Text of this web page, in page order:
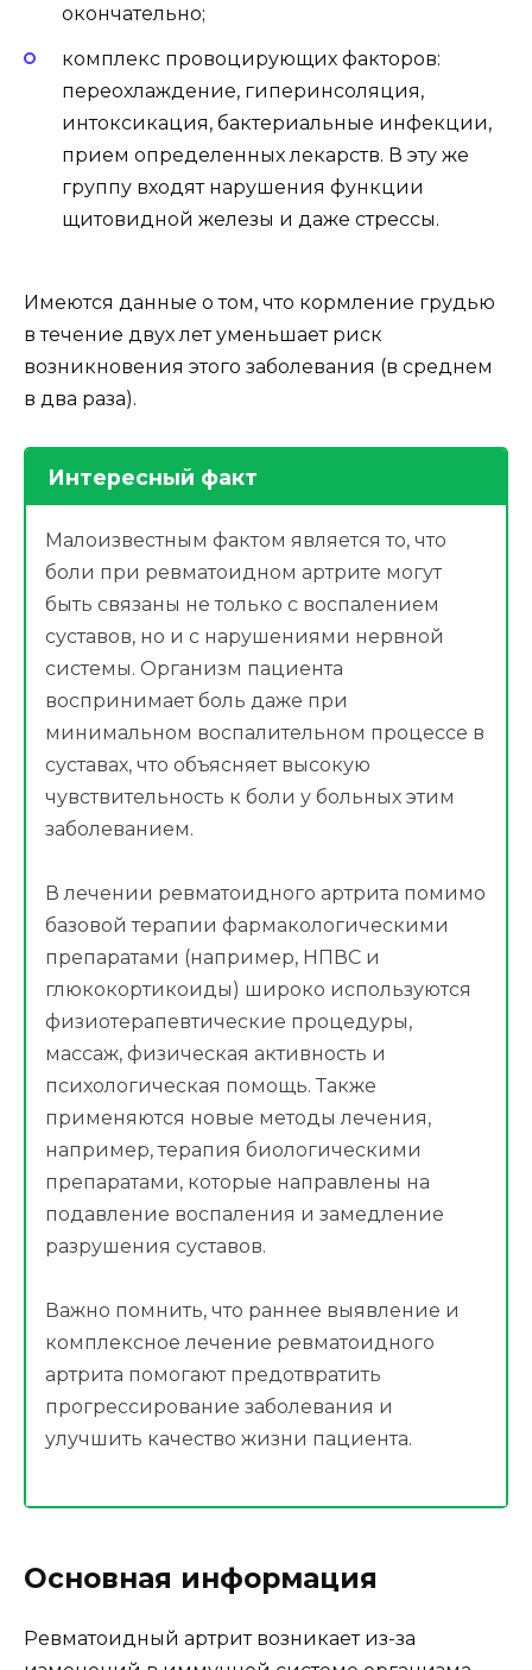
окончательно;
комплекс провоцирующих факторов:
переохлаждение, гиперинсоляция,
интоксикация, бактериальные инфекции,
прием определенных лекарств. В эту же
группу входят нарушения функции
щитовидной железы и даже стрессы.
Имеются данные о том, что кормление грудью
в течение двух лет уменьшает риск
возникновения этого заболевания (в среднем
в два раза).
Интересный факт
Малоизвестным фактом является то, что
боли при ревматоидном артрите могут
быть связаны не только с воспалением
суставов, но и с нарушениями нервной
системы. Организм пациента
воспринимает боль даже при
минимальном воспалительном процессе в
суставах, что объясняет высокую
чувствительность к боли у больных этим
заболеванием.
В лечении ревматоидного артрита помимо
базовой терапии фармакологическими
препаратами (например, НПВС и
глюкокортикоиды) широко используются
физиотерапевтические процедуры,
массаж, физическая активность и
психологическая помощь. Также
применяются новые методы лечения,
например, терапия биологическими
препаратами, которые направлены на
подавление воспаления и замедление
разрушения суставов.
Важно помнить, что раннее выявление и
комплексное лечение ревматоидного
артрита помогают предотвратить
прогрессирование заболевания и
улучшить качество жизни пациента.
Основная информация
Ревматоидный артрит возникает из-за